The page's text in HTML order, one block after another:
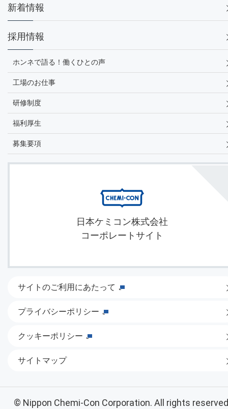
新着情報
採用情報
ホンネで語る！働くひとの声
⼯場のお仕事
研修制度
福利厚生
募集要項
日本ケミコン株式会社
コーポレートサイト
サイトのご利用にあたって
プライバシーポリシー
クッキーポリシー
サイトマップ
© Nippon Chemi-Con Corporation. All rights